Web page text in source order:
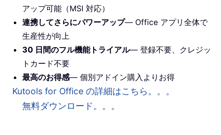
アップ可能（MSI 対応）
連携してさらにパワーアップ— Office アプリ全体で
生産性が向上
30 日間のフル機能トライアル— 登録不要、クレジッ
トカード不要
最高のお得感— 個別アドイン購入よりお得
Kutools for Office の詳細はこちら。。。
無料ダウンロード。。。